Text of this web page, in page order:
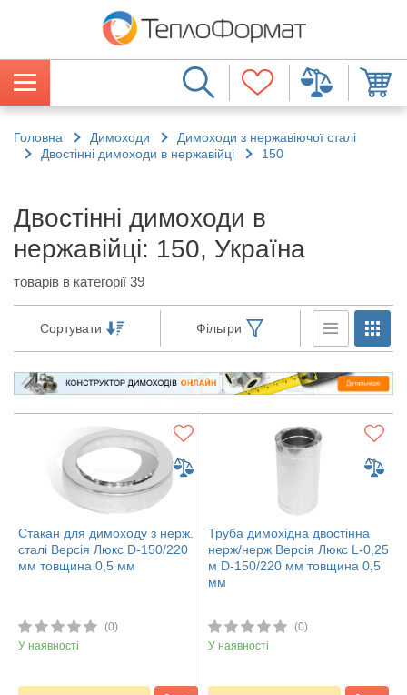
Головна Димоходи
Димоходи з нержавіючої сталі
Двостінні димоходи в нержавійці
150
Двостінні димоходи в
нержавійці: 150, Україна
товарів в категорії 39
Сортувати Фільтри
Стакан для димоходу з нерж.
сталі Версія Люкс D-150/220
мм товщина 0,5 мм
(0)
У наявності
Труба димохідна двостінна
нерж/нерж Версія Люкс L-0,25
м D-150/220 мм товщина 0,5
мм
(0)
У наявності